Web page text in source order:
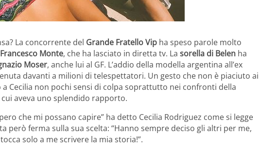
La concorrente del Grande Fratello Vip ha speso parole molto
Francesco Monte, che ha lasciato in diretta tv. La sorella di Belen ha
Moser, anche lui al GF. L’addio della modella argentina all’ex
davanti a milioni di telespettatori. Un gesto che non è piaciuto ai
a Cecilia non pochi sensi di colpa soprattutto nei confronti della
aveva uno splendido rapporto.
che mi possano capire” ha detto Cecilia Rodriguez come si legge
però ferma sulla sua scelta: “Hanno sempre deciso gli altri per me,
solo a me scrivere la mia storia!”.